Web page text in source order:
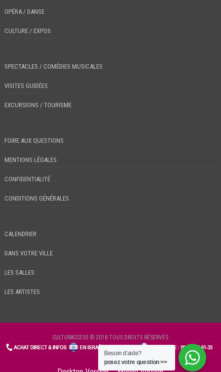
OPÉRA / DANSE
CULTURE / EXPOS
SPECTACLES / COMÉDIES MUSICALES
VISITES GUIDÉES
EXCURSIONS / TOURISME
FOIRE AUX QUESTIONS
MENTIONS LÉGALES
CONFIDENTIALITÉ
CONDITIONS GÉNÉRALES
CALENDRIER
DANS VOTRE VILLE
LES SALLES
LES ARTISTES
CULTURACCESS © 2018 TOUS DROITS RÉSERVÉS
CHECKIN
Besoin d'aide?
posez votre question >>